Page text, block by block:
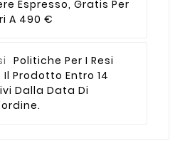
Espresso, Gratis Per
A 490 €
Politiche Per I Resi
Prodotto Entro 14
Dalla Data Di